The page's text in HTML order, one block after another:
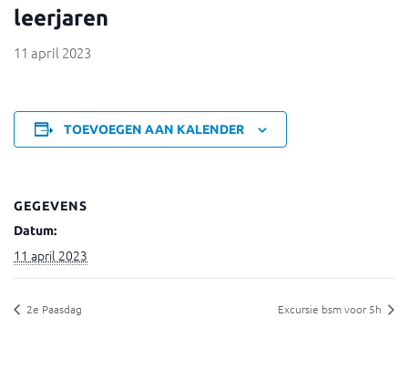
leerjaren
11 april 2023
TOEVOEGEN AAN KALENDER
GEGEVENS
Datum:
11 april 2023
2e Paasdag Excursie bsm voor 5h